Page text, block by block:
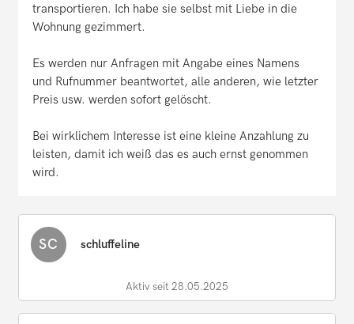
transportieren. Ich habe sie selbst mit Liebe in die
Wohnung gezimmert.
Es werden nur Anfragen mit Angabe eines Namens
und Rufnummer beantwortet, alle anderen, wie letzter
Preis usw. werden sofort gelöscht.
Bei wirklichem Interesse ist eine kleine Anzahlung zu
leisten, damit ich weiß das es auch ernst genommen
wird.
SC schluffeline
Aktiv seit 28.05.2025